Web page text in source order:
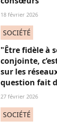
18 février 2026
SOCIÉTÉ
"Être fidèle à
conjointe,
sur les
question fait
27 février 2026
SOCIÉTÉ